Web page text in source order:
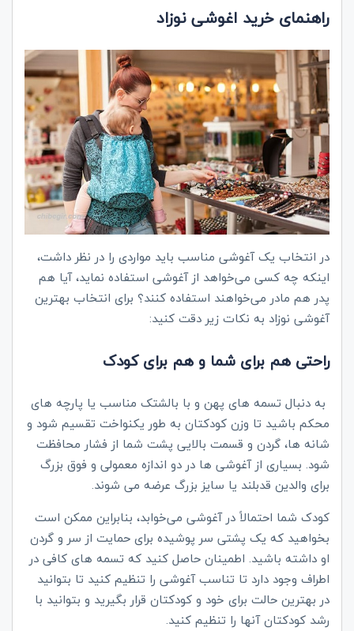
راهنمای خرید اغوشی نوزاد
در انتخاب یک آغوشی مناسب باید مواردی را در نظر داشت،
اینکه چه کسی می‌خواهد از آغوشی استفاده نماید، آیا هم
پدر هم مادر می‌خواهند استفاده کنند؟ برای انتخاب بهترین
آغوشی نوزاد به نکات زیر دقت کنید:
راحتی هم برای شما و هم برای کودک
به دنبال تسمه های پهن و با بالشتک مناسب یا پارچه های
محکم باشید تا وزن کودکتان به طور یکنواخت تقسیم شود و
شانه ها، گردن و قسمت بالایی پشت شما از فشار محافظت
شود. بسیاری از آغوشی ها در دو اندازه معمولی و فوق بزرگ
برای والدین قدبلند یا سایز بزرگ عرضه می شوند.
کودک شما احتمالاً در آغوشی می‌خوابد، بنابراین ممکن است
بخواهید که یک پشتی سر پوشیده برای حمایت از سر و گردن
او داشته باشید. اطمینان حاصل کنید که تسمه های کافی در
اطراف وجود دارد تا تناسب آغوشی را تنظیم کنید تا بتوانید
در بهترین حالت برای خود و کودکتان قرار بگیرید و بتوانید با
رشد کودکتان آنها را تنظیم کنید.